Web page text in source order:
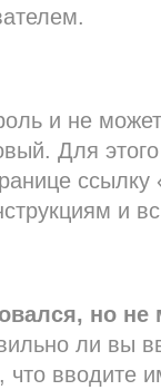
и не
Для
и
но не
ли вы
вводите